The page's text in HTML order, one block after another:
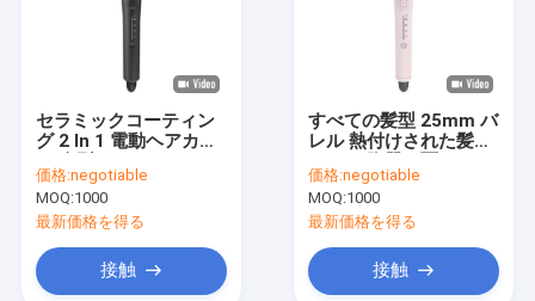
セラミックコーティン
グ 2 In 1 電動ヘアカラ
ダー 黒
価格:negotiable
MOQ:1000
最新価格を得る
接触
すべての髪型 25mm バ
レル 熱付けされた髪ロ
プレート
価格:negotiable
MOQ:1000
最新価格を得る
接触